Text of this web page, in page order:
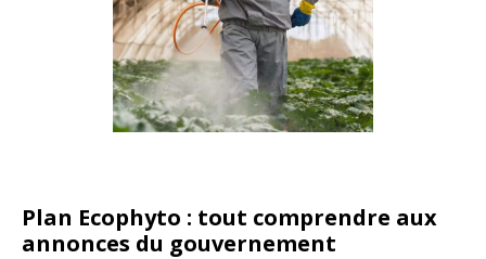
Plan Ecophyto : tout comprendre aux
annonces du gouvernement